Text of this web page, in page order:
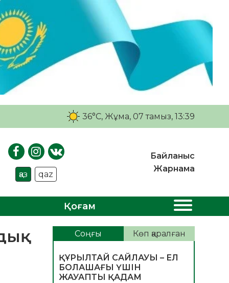
36°C, Жұма, 07 тамыз, 13:39
қаз qaz
Байланыс
Жарнама
Қоғам
Соңғы Көп қаралған
ҚҰРЫЛТАЙ САЙЛАУЫ – ЕЛ
БОЛАШАҒЫ ҮШІН
ЖАУАПТЫ ҚАДАМ